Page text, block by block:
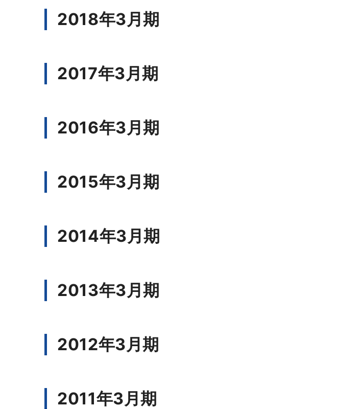
2018年3月期
2017年3月期
2016年3月期
2015年3月期
2014年3月期
2013年3月期
2012年3月期
2011年3月期